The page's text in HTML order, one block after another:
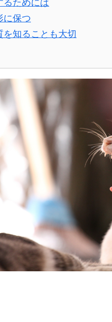
るためには
保つ
知ることも大切